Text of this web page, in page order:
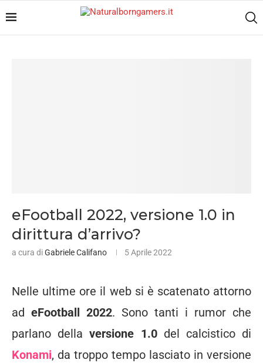
eFootball 2022, versione 1.0 in
dirittura d’arrivo?
a cura diGabriele Califano 5 Aprile 2022
Nelle ultime ore il web si è scatenato attorno
ad eFootball 2022. Sono tanti i rumor che
parlano dellaversione 1.0del calcistico di
Konami, da troppo tempo lasciato in versione